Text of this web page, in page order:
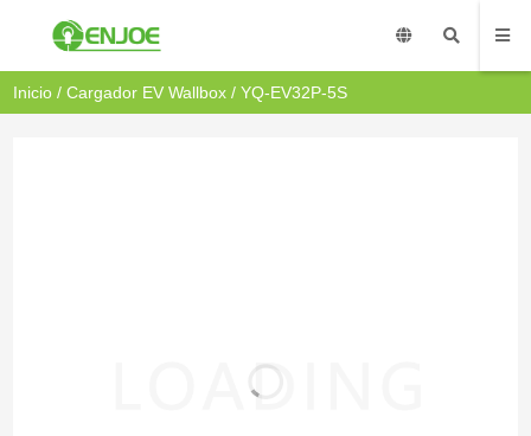
Inicio /Cargador EV Wallbox / YQ-EV32P-5S